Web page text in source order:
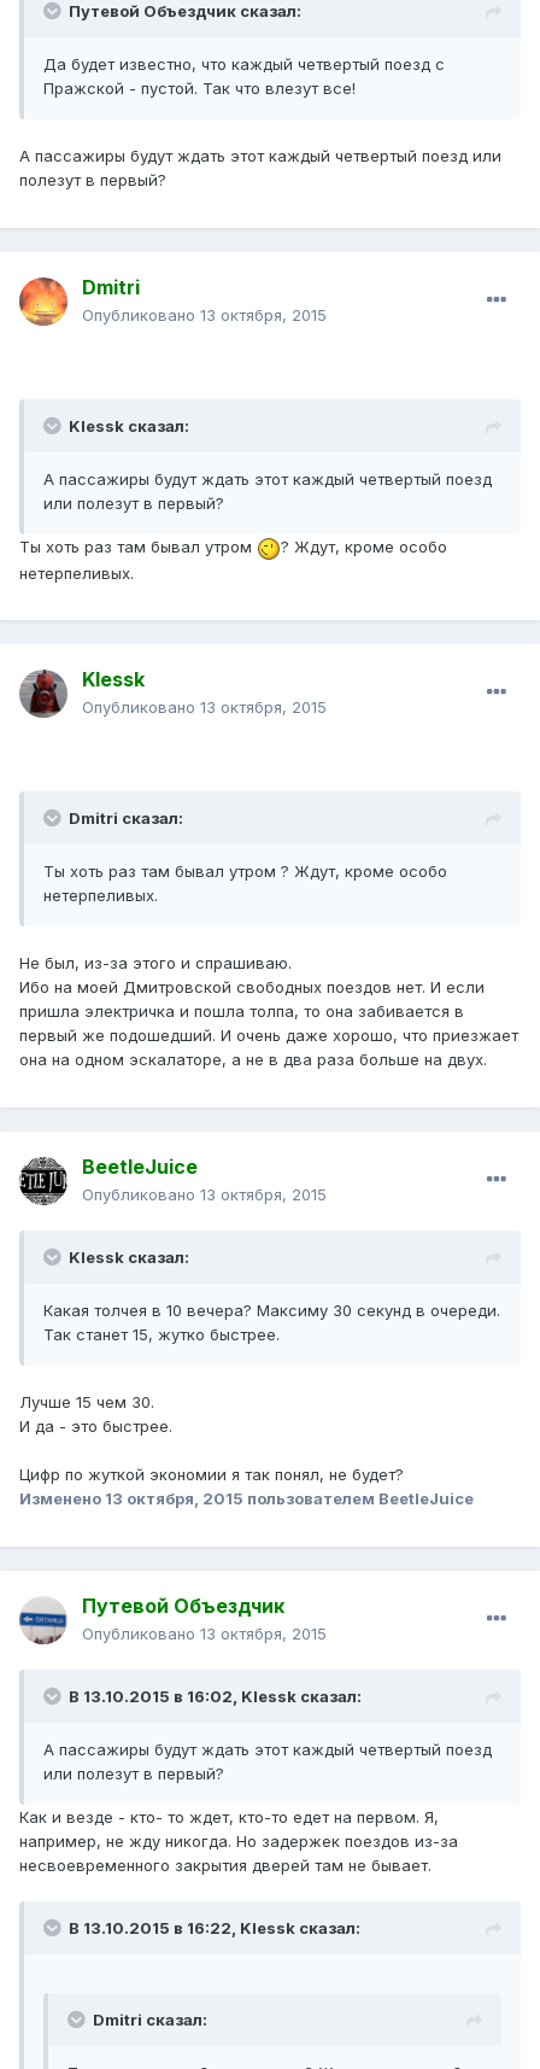
Путевой Объездчик сказал:
Да будет известно, что каждый четвертый поезд с
Пражской - пустой. Так что влезут все!
А пассажиры будут ждать этот каждый четвертый поезд или
полезут в первый?
Dmitri
Опубликовано 13 октября, 2015
Klessk сказал:
А пассажиры будут ждать этот каждый четвертый поезд
или полезут в первый?
Ты хоть раз там бывал утром
? Ждут, кроме особо
нетерпеливых.
Klessk
Опубликовано 13 октября, 2015
Dmitri сказал:
Ты хоть раз там бывал утром ? Ждут, кроме особо
нетерпеливых.
Не был, из-за этого и спрашиваю.
Ибо на моей Дмитровской свободных поездов нет. И если
пришла электричка и пошла толпа, то она забивается в
первый же подошедший. И очень даже хорошо, что приезжает
она на одном эскалаторе, а не в два раза больше на двух.
BeetleJuice
Опубликовано 13 октября, 2015
Klessk сказал:
Какая толчея в 10 вечера? Максиму 30 секунд в очереди.
Так станет 15, жутко быстрее.
Лучше 15 чем 30.
И да - это быстрее.
Цифр по жуткой экономии я так понял, не будет?
Изменено 13 октября, 2015 пользователем BeetleJuice
Путевой Объездчик
Опубликовано 13 октября, 2015
В 13.10.2015 в 16:02, Klessk сказал:
А пассажиры будут ждать этот каждый четвертый поезд
или полезут в первый?
Как и везде - кто- то ждет, кто-то едет на первом. Я,
например, не жду никогда. Но задержек поездов из-за
несвоевременного закрытия дверей там не бывает.
В 13.10.2015 в 16:22, Klessk сказал:
Dmitri сказал: